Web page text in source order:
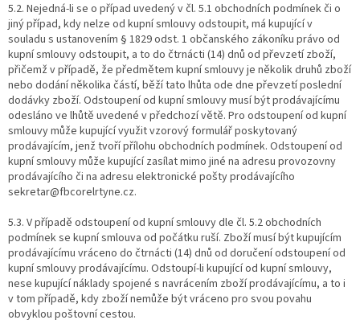
5.2. Nejedná-li se o případ uvedený v čl. 5.1 obchodních podmínek či o
jiný případ, kdy nelze od kupní smlouvy odstoupit, má kupující v
souladu s ustanovením § 1829 odst. 1 občanského zákoníku právo od
kupní smlouvy odstoupit, a to do čtrnácti (14) dnů od převzetí zboží,
přičemž v případě, že předmětem kupní smlouvy je několik druhů zboží
nebo dodání několika částí, běží tato lhůta ode dne převzetí poslední
dodávky zboží. Odstoupení od kupní smlouvy musí být prodávajícímu
odesláno ve lhůtě uvedené v předchozí větě. Pro odstoupení od kupní
smlouvy může kupující využit vzorový formulář poskytovaný
prodávajícím, jenž tvoří přílohu obchodních podmínek. Odstoupení od
kupní smlouvy může kupující zasílat mimo jiné na adresu provozovny
prodávajícího či na adresu elektronické pošty prodávajícího
sekretar@fbcorelrtyne.cz.
5.3. V případě odstoupení od kupní smlouvy dle čl. 5.2 obchodních
podmínek se kupní smlouva od počátku ruší. Zboží musí být kupujícím
prodávajícímu vráceno do čtrnácti (14) dnů od doručení odstoupení od
kupní smlouvy prodávajícímu. Odstoupí-li kupující od kupní smlouvy,
nese kupující náklady spojené s navrácením zboží prodávajícímu, a to i
v tom případě, kdy zboží nemůže být vráceno pro svou povahu
obvyklou poštovní cestou.